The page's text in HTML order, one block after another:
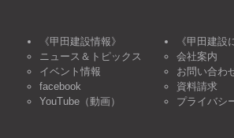
《甲田建設情報》
ニュース＆トピックス
イベント情報
facebook
YouTube（動画）
《甲田建設
会社案内
お問い合わ
資料請求
プライバシ